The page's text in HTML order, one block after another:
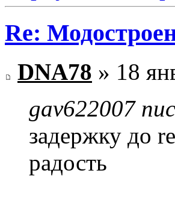
Re:
DNA78 » 18
gav622007
задержку до
радость